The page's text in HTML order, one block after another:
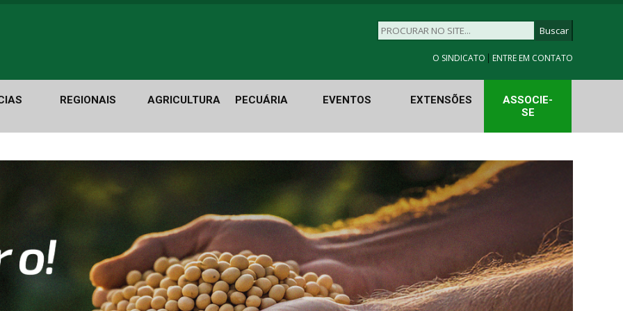
O SINDICATO | ENTRE EM CONTATO
REGIONAIS AGRICULTURA PECUÁRIA EVENTOS EXTENSÕES
ASSOCIE-
SE